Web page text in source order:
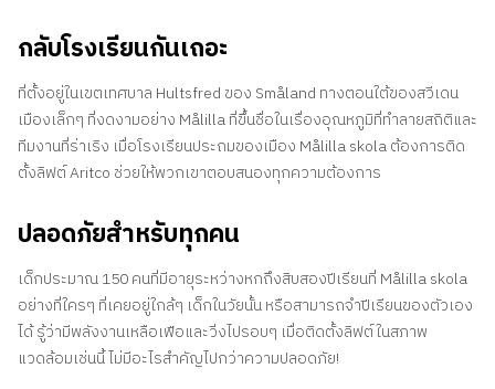
คําถามที่พบบ่อย
TH
กลับโรงเรียนกันเถอะ
ที่ตั้งอยู่ในเขตเทศบาล Hultsfred ของ Småland ทางตอนใต้ของสวีเดน
เมืองเล็กๆ ที่งดงามอย่าง Målilla ที่ขึ้นชื่อในเรื่องอุณหภูมิที่ทำลายสถิติและ
ทีมงานที่ร่าเริง เมื่อโรงเรียนประถมของเมือง Målilla skola ต้องการติด
ตั้งลิฟต์ Aritco ช่วยให้พวกเขาตอบสนองทุกความต้องการ
ปลอดภัยสำหรับทุกคน
เด็กประมาณ 150 คนที่มีอายุระหว่างหกถึงสิบสองปีเรียนที่ Målilla skola
อย่างที่ใครๆ ที่เคยอยู่ใกล้ๆ เด็กในวัยนั้น หรือสามารถจำปีเรียนของตัวเอง
ได้ รู้ว่ามีพลังงานเหลือเฟือและวิ่งไปรอบๆ เมื่อติดตั้งลิฟต์ในสภาพ
แวดล้อมเช่นนี้ ไม่มีอะไรสำคัญไปกว่าความปลอดภัย!